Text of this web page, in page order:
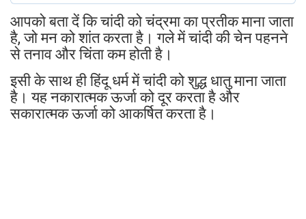
आपको बता दें कि चांदी को चंद्रमा का प्रतीक माना जाता
है, जो मन को शांत करता है। गले में चांदी की चेन पहनने
से तनाव और चिंता कम होती है।
इसी के साथ ही हिंदू धर्म में चांदी को शुद्ध धातु माना जाता
है। यह नकारात्मक ऊर्जा को दूर करता है और
सकारात्मक ऊर्जा को आकर्षित करता है।